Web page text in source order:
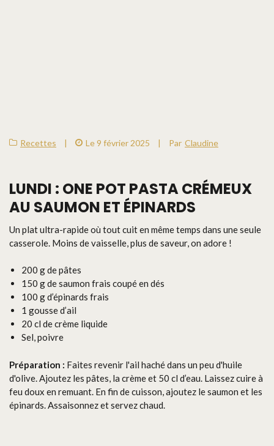
Recettes | Le 9 février 2025 | Par Claudine
LUNDI : ONE POT PASTA CRÉMEUX
AU SAUMON ET ÉPINARDS
Un plat ultra-rapide où tout cuit en même temps dans une seule
casserole. Moins de vaisselle, plus de saveur, on adore !
200 g de pâtes
150 g de saumon frais coupé en dés
100 g d’épinards frais
1 gousse d’ail
20 cl de crème liquide
Sel, poivre
Préparation : Faites revenir l'ail haché dans un peu d'huile
d'olive. Ajoutez les pâtes, la crème et 50 cl d’eau. Laissez cuire à
feu doux en remuant. En fin de cuisson, ajoutez le saumon et les
épinards. Assaisonnez et servez chaud.